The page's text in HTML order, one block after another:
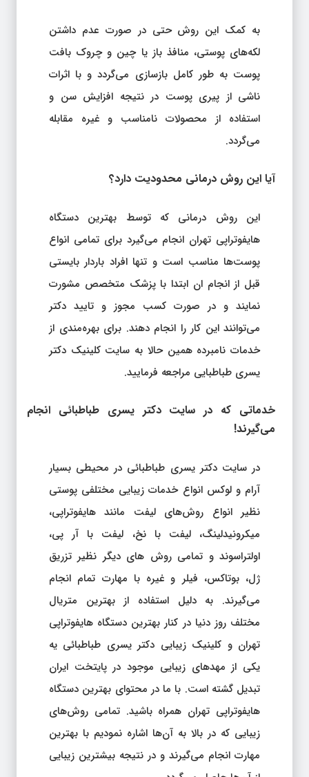
به کمک این روش حتی در صورت عدم داشتن
لکه‌های پوستی، منافذ باز یا چین و چروک بافت
پوست به طور کامل بازسازی می‌گردد و با اثرات
ناشی از پیری پوست در نتیجه افزایش سن و
استفاده از محصولات نامناسب و غیره مقابله
می‌گردد.
آیا این روش درمانی محدودیت دارد؟
این روش درمانی که توسط بهترین دستگاه
هایفوتراپی تهران انجام می‌گیرد برای تمامی انواع
پوست‌ها مناسب است و تنها افراد باردار بایستی
قبل از انجام ان ابتدا با پزشک متخصص مشورت
نمایند و در صورت کسب مجوز و تایید دکتر
می‌توانند این کار را انجام دهند. برای بهره‌مندی از
خدمات نامبرده همین حالا به سایت کلینیک دکتر
یسری طباطبایی مراجعه فرمایید.
خدماتی که در سایت دکتر یسری طباطبائی انجام
می‌گیرند!
در سایت دکتر یسری طباطبائی در محیطی بسیار
آرام و لوکس انواع خدمات زیبایی مختلفی پوستی
نظیر انواع روش‌های لیفت مانند هایفوتراپی،
میکرونیدلینگ، لیفت با نخ، لیفت با آر پی،
اولتراسوند و تمامی روش های دیگر نظیر تزریق
ژل، بوتاکس، فیلر و غیره با مهارت تمام انجام
می‌گیرند. به دلیل استفاده از بهترین متریال
مختلف روز دنیا در کنار بهترین دستگاه هایفوتراپی
تهران و کلینیک زیبایی دکتر یسری طباطبائی یه
یکی از مهد‌های زیبایی موجود در پایتخت ایران
تبدیل گشته است. با ما در محتوای بهترین دستگاه
هایفوتراپی تهران همراه باشید. تمامی روش‌های
زیبایی که در بالا به آن‌ها اشاره نمودیم با بهترین
مهارت انجام می‌گیرند و در نتیجه بیشترین زیبایی